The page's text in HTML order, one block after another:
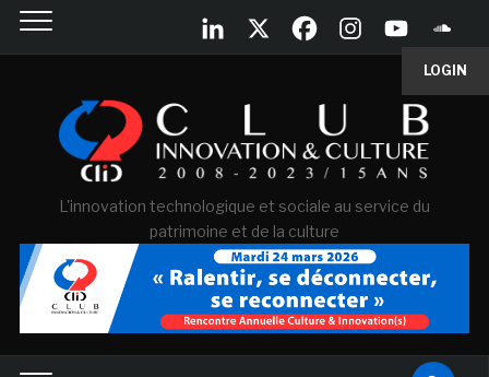
LOGIN
L'innovation technologique et sociale au service du
patrimoine et de la culture